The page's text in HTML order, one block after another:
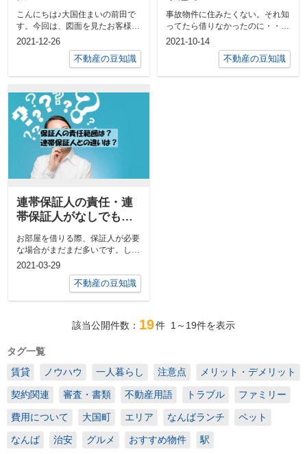
こんにちは♪大国住まいの前田で
す。今回は、図面を見たお客様
や、お部屋探しをする上で質問の
2021-12-26
不動産の豆知識
事故物件に住みたくない。それ知
ってたら借りなかったのに・・。
なんてことが無いように宅地建物
2021-10-14
不動産の豆知識
連帯保証人の責任・連
帯保証人がなしでも部
お部屋を借りる際、保証人が必要
な場合がまだまだ多いです。しか
し身内がいない、保証人は頼みに
2021-03-29
不動産の豆知識
該当公開件数： 19件 1～19件を表示
タグ一覧
賃貸
ノウハウ 一人暮らし 注意点 メリット・デメリット
契約関連 審査・書類 不動産用語 トラブル ファミリー
費用について 大国町 エリア なんばランチ ペット
なんば 治安 グルメ おすすめ物件 駅